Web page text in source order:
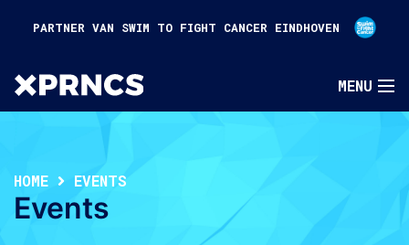
PARTNER VAN SWIM TO FIGHT CANCER EINDHOVEN
HOME EVENTS
Events